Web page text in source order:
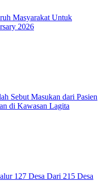
Masyarakat Untuk
2026
Sebut Masukan dari Pasien
di Kawasan Lagita
127 Desa Dari 215 Desa